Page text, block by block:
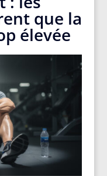
que la
élevée